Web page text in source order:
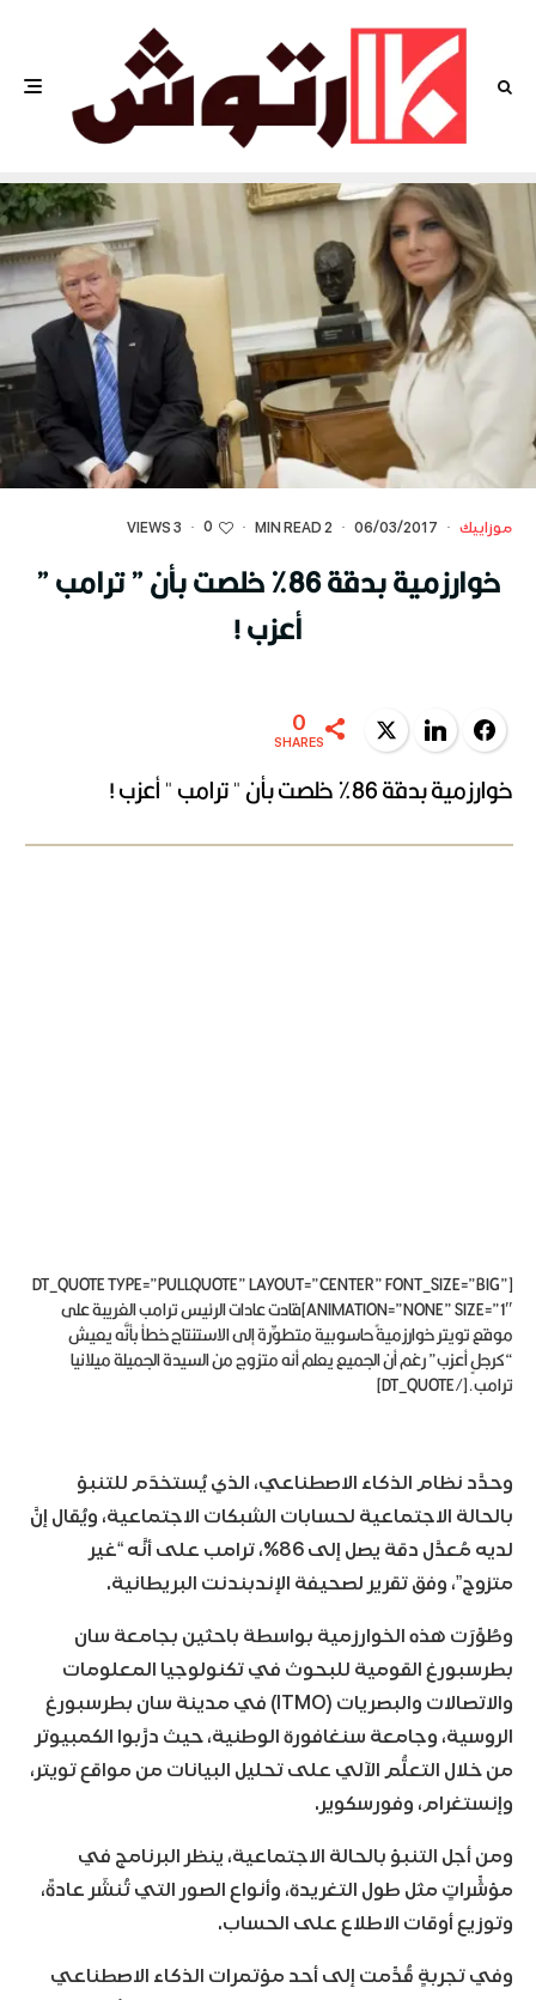
موزاييك ·
06/03/2017
·
2 MIN READ
·
0
·
3 VIEWS
خوارزمية بدقة 86% خلصت بأن ” ترامب ”
أعزب !
Facebook
LinkedIn
Twitter
0
SHARES
خوارزمية بدقة 86% خلصت بأن " ترامب " أعزب !
[DT_QUOTE TYPE=”PULLQUOTE” LAYOUT=”CENTER” FONT_SIZE=”BIG”
ANIMATION=”NONE” SIZE=”1″]قادت عادات الرئيس ترامب الغريبة على
موقع تويتر خوارزميةً حاسوبية متطوِّرة إلى الاستنتاج خطأ بأنَّه يعيش
“كرجلٍ أعزب” رغم أن الجميع يعلم أنه متزوج من السيدة الجميلة ميلانيا
ترامب.[/DT_QUOTE]
وحدَّد نظام الذكاء الاصطناعي، الذي يُستخدَم للتنبؤ
بالحالة الاجتماعية لحسابات الشبكات الاجتماعية، ويُقال إنَّ
لديه مُعدَّل دقة يصل إلى 86%، ترامب على أنَّه “غير
متزوج”، وفق تقرير لصحيفة الإندبندنت البريطانية.
وطُوِّرَت هذه الخوارزمية بواسطة باحثين بجامعة سان
بطرسبورغ القومية للبحوث في تكنولوجيا المعلومات
والاتصالات والبصريات (ITMO) في مدينة سان بطرسبورغ
الروسية، وجامعة سنغافورة الوطنية، حيث درَّبوا الكمبيوتر
من خلال التعلُّم الآلي على تحليل البيانات من مواقع تويتر،
وإنستغرام، وفورسكوير.
ومن أجل التنبؤ بالحالة الاجتماعية، ينظر البرنامج في
مؤشِّراتٍ مثل طول التغريدة، وأنواع الصور التي تُنشَر عادةً،
وتوزيع أوقات الاطلاع على الحساب.
وفي تجربةٍ قُدِّمت إلى أحد مؤتمرات الذكاء الاصطناعي